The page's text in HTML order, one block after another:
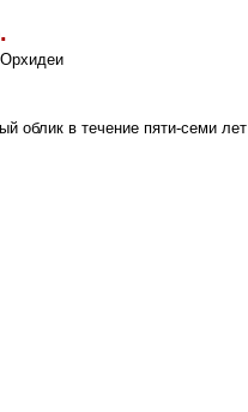
облик в течение пяти-семи лет